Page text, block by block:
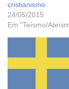
cristianismo
24/05/2015
Em "Teísmo/